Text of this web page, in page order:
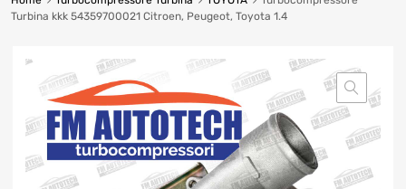
Turbina kkk 54359700021 Citroen, Peugeot, Toyota 1.4